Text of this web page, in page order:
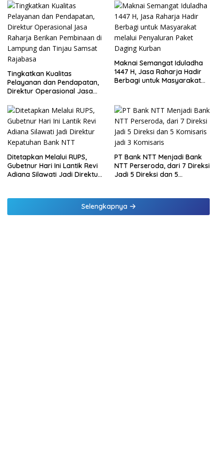
Tingkatkan Kualitas
Pelayanan dan Pendapatan,
Direktur Operasional Jasa
di Lampung dan Tinjau
Samsat Rajabasa
Maknai Semangat Iduladha
1447 H, Jasa Raharja Hadir
Berbagi untuk Masyarakat
Ditetapkan Melalui RUPS,
Gubetnur Hari Ini Lantik Revi
Adiana Silawati Jadi Direktur
PT Bank NTT Menjadi Bank
NTT Perseroda, dari 7 Direksi
Jadi 5 Direksi dan 5
Selengkapnya